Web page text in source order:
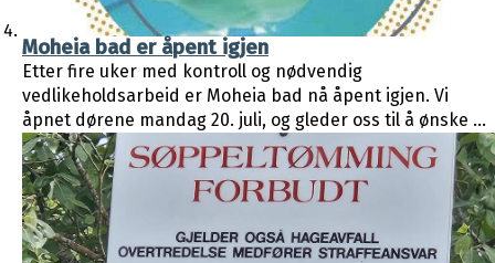
Moheia bad er åpent igjen
Etter fire uker med kontroll og nødvendig
vedlikeholdsarbeid er Moheia bad nå åpent igjen. Vi
åpnet dørene mandag 20. juli, og gleder oss til å ønske ...